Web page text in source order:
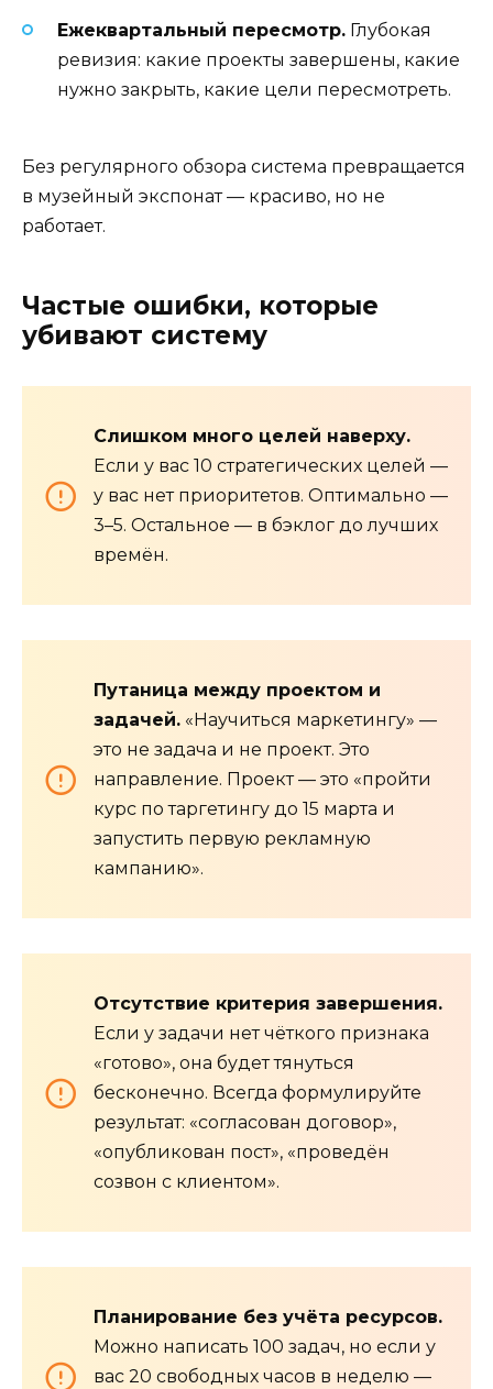
Ежеквартальный пересмотр. Глубокая
ревизия: какие проекты завершены, какие
нужно закрыть, какие цели пересмотреть.
Без регулярного обзора система превращается
в музейный экспонат — красиво, но не
работает.
Частые ошибки, которые
убивают систему
Слишком много целей наверху.
Если у вас 10 стратегических целей —
у вас нет приоритетов. Оптимально —
3–5. Остальное — в бэклог до лучших
времён.
Путаница между проектом и
задачей. «Научиться маркетингу» —
это не задача и не проект. Это
направление. Проект — это «пройти
курс по таргетингу до 15 марта и
запустить первую рекламную
кампанию».
Отсутствие критерия завершения.
Если у задачи нет чёткого признака
«готово», она будет тянуться
бесконечно. Всегда формулируйте
результат: «согласован договор»,
«опубликован пост», «проведён
созвон с клиентом».
Планирование без учёта ресурсов.
Можно написать 100 задач, но если у
вас 20 свободных часов в неделю —